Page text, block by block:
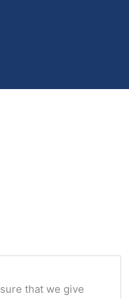
that we give